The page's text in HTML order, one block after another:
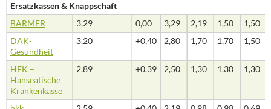
Ersatzkassen & Knappschaft
BARMER
3,29 0,00 3,29 2,19 1,50 1,50
DAK-
Gesundheit
3,20 +0,40 2,80 1,70 1,70 1,50
HEK –
Hanseatische
Krankenkasse
2,89 +0,39 2,50 1,30 1,30 1,30